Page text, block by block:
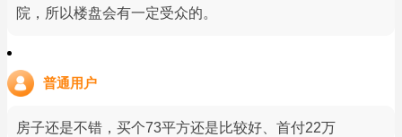
院，所以楼盘会有一定受众的。
普通用户
房子还是不错，买个73平方还是比较好、首付22万